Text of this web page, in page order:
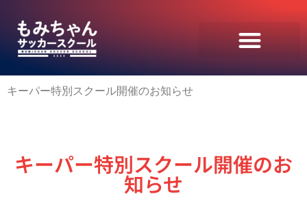
キーパー特別スクール開催のお知らせ
キーパー特別スクール開催のお
知らせ